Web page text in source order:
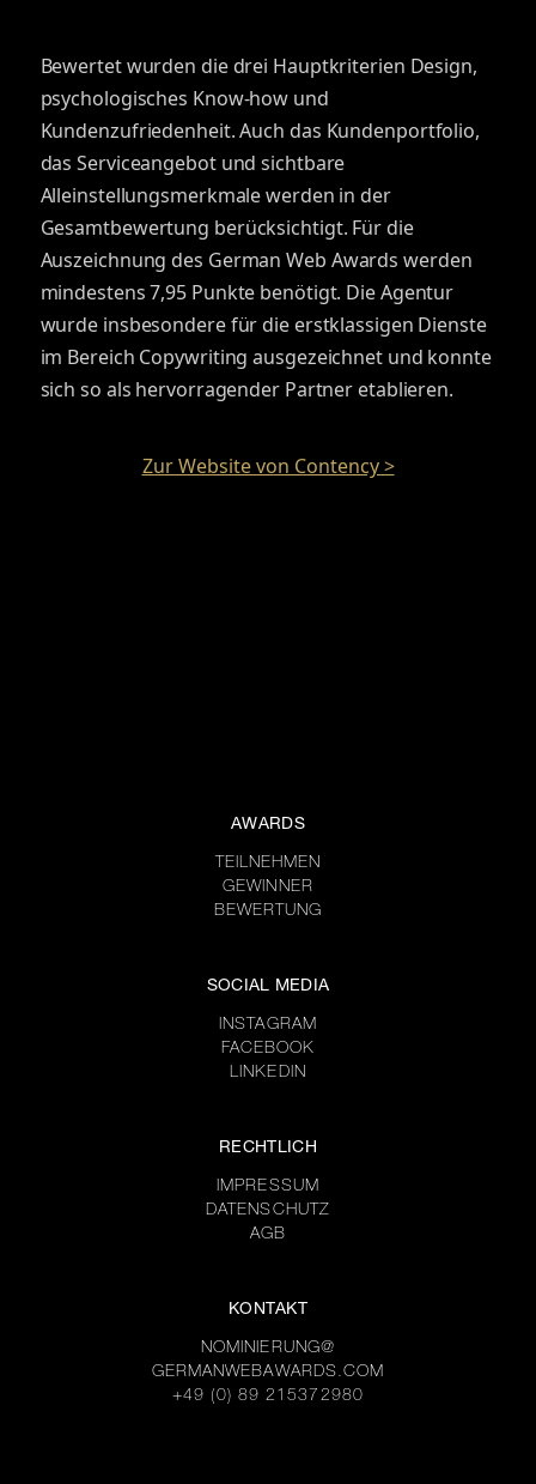
Bewertet wurden die drei Hauptkriterien Design,
psychologisches Know-how und
Kundenzufriedenheit. Auch das Kundenportfolio,
das Serviceangebot und sichtbare
Alleinstellungsmerkmale werden in der
Gesamtbewertung berücksichtigt. Für die
Auszeichnung des German Web Awards werden
mindestens 7,95 Punkte benötigt. Die Agentur
wurde insbesondere für die erstklassigen Dienste
im Bereich Copywriting ausgezeichnet und konnte
sich so als hervorragender Partner etablieren.
Zur Website von Contency >
AWARDS
TEILNEHMEN
GEWINNER
BEWERTUNG
SOCIAL MEDIA
INSTAGRAM
FACEBOOK
LINKEDIN
RECHTLICH
IMPRESSUM
DATENSCHUTZ
AGB
KONTAKT
NOMINIERUNG@
GERMANWEBAWARDS.COM
+49 (0) 89 215372980